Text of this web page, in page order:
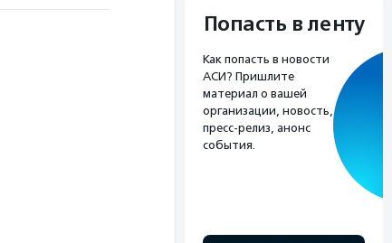
Попасть в ленту
Как попасть в новости
АСИ? Пришлите
материал о вашей
организации, новость,
пресс-релиз, анонс
события.